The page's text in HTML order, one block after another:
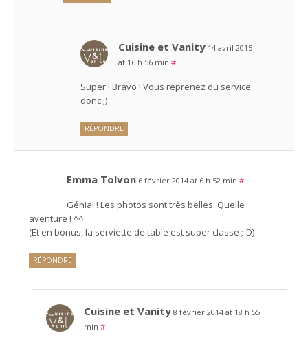
Cuisine et Vanity 14 avril 2015
at 16 h 56 min #
Super ! Bravo ! Vous reprenez du service
donc ;)
RÉPONDRE
Emma Tolvon 6 février 2014 at 6 h 52 min #
Génial ! Les photos sont très belles. Quelle
aventure ! ^^
(Et en bonus, la serviette de table est super classe ;-D)
RÉPONDRE
Cuisine et Vanity 8 février 2014 at 18 h 55
min #